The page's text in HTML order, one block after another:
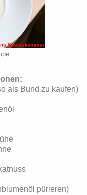
als Bund zu kaufen)
pürieren)